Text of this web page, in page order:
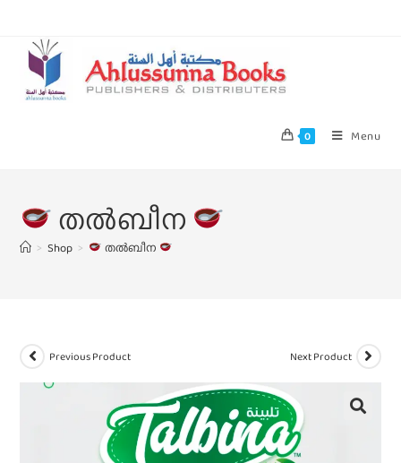
0 Menu
തൽബീന
> Shop > തൽബീന
Previous Product Next Product